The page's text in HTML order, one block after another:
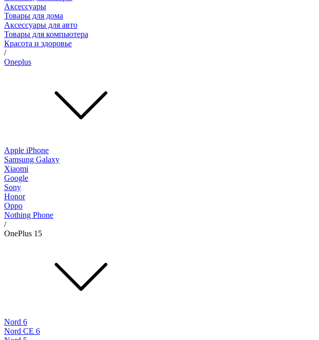
Аксессуары
Товары для дома
Аксессуары для авто
Товары для компьютера
Красота и здоровье
/
Oneplus
Apple iPhone
Samsung Galaxy
Xiaomi
Google
Sony
Honor
Oppo
Nothing Phone
/
OnePlus 15
Nord 6
Nord CE 6